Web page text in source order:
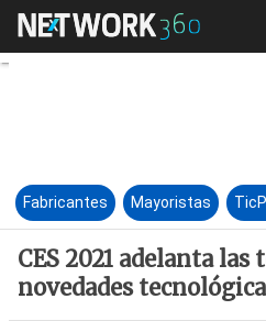
CES
Fabricantes Mayoristas
CES 2021 adelanta las
novedades